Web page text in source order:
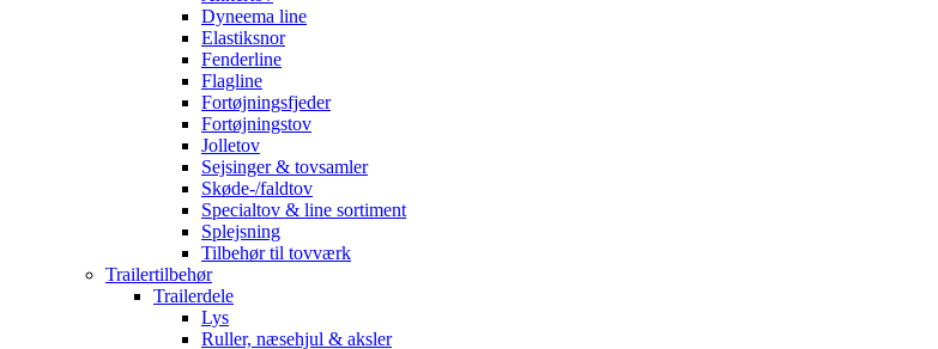
Dyneema line
Elastiksnor
Fenderline
Flagline
Fortøjningsfjeder
Fortøjningstov
Jolletov
Sejsinger & tovsamler
Skøde-/faldtov
Specialtov & line sortiment
Splejsning
Tilbehør til tovværk
Trailertilbehør
Trailerdele
Lys
Ruller, næsehjul & aksler